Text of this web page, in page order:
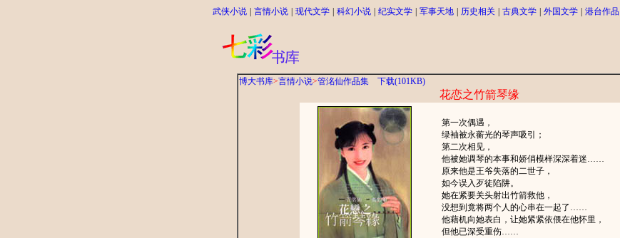
武侠小说 言情小说 现代文学 科幻小说 纪实文学 军事天地 历史相关 古典文学 外国文学 港台作品
博大书库>言情小说>管洺仙作品集 下载(101KB)
花恋之竹箭琴缘
第一次偶遇，
绿袖被永蘅光的琴声吸引；
第二次相见，
他被她调琴的本事和娇俏模样深深着迷……
原来他是王爷失落的二世子，
如今误入歹徒陷阱。
她在紧要关头射出竹箭救他，
没想到竟将两个人的心串在一起了……
他藉机向她表白，让她紧紧依偎在他怀里，
但他已深受重伤……